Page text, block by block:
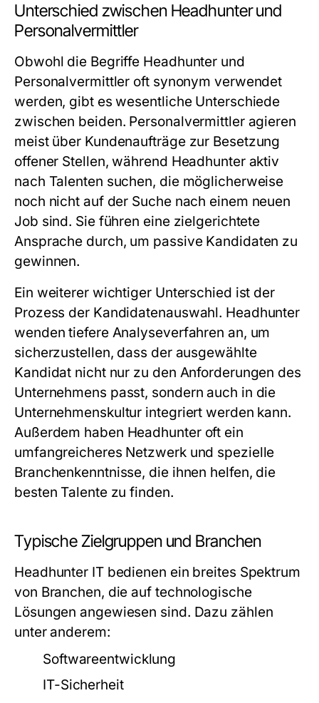
Unterschied zwischen Headhunter und
Personalvermittler
Obwohl die Begriffe Headhunter und
Personalvermittler oft synonym verwendet
werden, gibt es wesentliche Unterschiede
zwischen beiden. Personalvermittler agieren
meist über Kundenaufträge zur Besetzung
offener Stellen, während Headhunter aktiv
nach Talenten suchen, die möglicherweise
noch nicht auf der Suche nach einem neuen
Job sind. Sie führen eine zielgerichtete
Ansprache durch, um passive Kandidaten zu
gewinnen.
Ein weiterer wichtiger Unterschied ist der
Prozess der Kandidatenauswahl. Headhunter
wenden tiefere Analyseverfahren an, um
sicherzustellen, dass der ausgewählte
Kandidat nicht nur zu den Anforderungen des
Unternehmens passt, sondern auch in die
Unternehmenskultur integriert werden kann.
Außerdem haben Headhunter oft ein
umfangreicheres Netzwerk und spezielle
Branchenkenntnisse, die ihnen helfen, die
besten Talente zu finden.
Typische Zielgruppen und Branchen
Headhunter IT bedienen ein breites Spektrum
von Branchen, die auf technologische
Lösungen angewiesen sind. Dazu zählen
unter anderem:
Softwareentwicklung
IT-Sicherheit